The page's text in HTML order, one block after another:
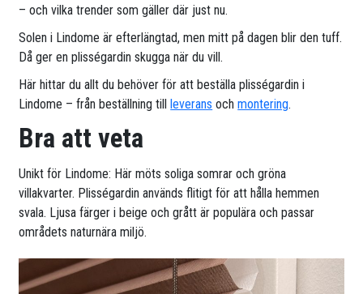
– och vilka trender som gäller där just nu.
Solen i Lindome är efterlängtad, men mitt på dagen blir den tuff.
Då ger en plisségardin skugga när du vill.
Här hittar du allt du behöver för att beställa plisségardin i
Lindome – från beställning tillleverans ochmontering.
Bra att veta
Unikt för Lindome: Här möts soliga somrar och gröna
villakvarter. Plisségardin används flitigt för att hålla hemmen
svala. Ljusa färger i beige och grått är populära och passar
områdets naturnära miljö.